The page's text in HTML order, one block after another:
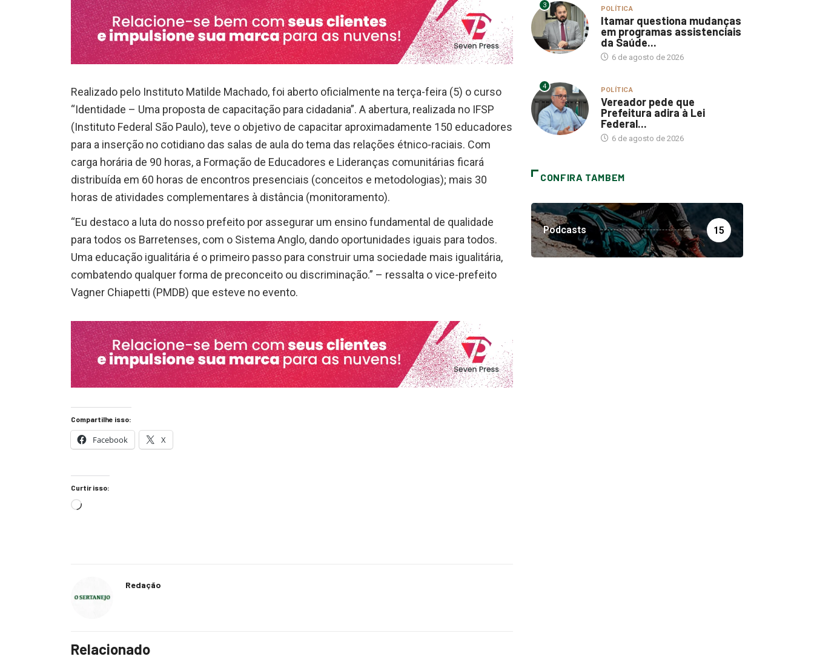
Realizado pelo Instituto Matilde Machado, foi aberto oficialmente na terça-feira (5) o curso
“Identidade – Uma proposta de capacitação para cidadania”. A abertura, realizada no IFSP
(Instituto Federal São Paulo), teve o objetivo de capacitar aproximadamente 150 educadores
para a inserção no cotidiano das salas de aula do tema das relações étnico-raciais. Com
carga horária de 90 horas, a Formação de Educadores e Lideranças comunitárias ficará
distribuída em 60 horas de encontros presenciais (conceitos e metodologias); mais 30
horas de atividades complementares à distância (monitoramento).
“Eu destaco a luta do nosso prefeito por assegurar um ensino fundamental de qualidade
para todos os Barretenses, com o Sistema Anglo, dando oportunidades iguais para todos.
Uma educação igualitária é o primeiro passo para construir uma sociedade mais igualitária,
combatendo qualquer forma de preconceito ou discriminação.” – ressalta o vice-prefeito
Vagner Chiapetti (PMDB) que esteve no evento.
Compartilhe isso:
Facebook X
Curtir isso:
Redação
Relacionado
3 POLÍTICA
Itamar questiona mudanças
em programas assistenciais
da Saúde...
6 de agosto de 2026
4 POLÍTICA
Vereador pede que
Prefeitura adira à Lei
Federal...
6 de agosto de 2026
CONFIRA TAMBEM
Podcasts 15